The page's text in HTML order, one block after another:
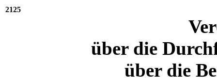
2125
über die
über die